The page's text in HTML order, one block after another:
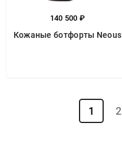
140 500 ₽
Кожаные ботфорты Neous
1 2